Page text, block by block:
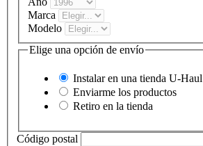
Marca
Modelo
Elige una opción de envío
Instalar en una tienda U-Haul
Enviarme los productos
Retiro en la tienda
Código postal